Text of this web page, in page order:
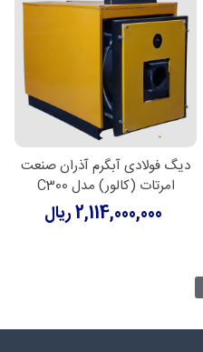
دیگ فولادی آبگرم آذران صنعت
امرتات (کالور) مدل C300
2,114,000,000 ریال